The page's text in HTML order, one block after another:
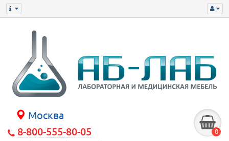
Москва
8-800-555-80-05 0